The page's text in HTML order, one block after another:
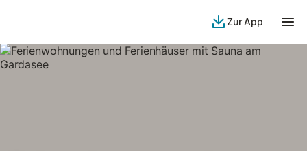
Zur App